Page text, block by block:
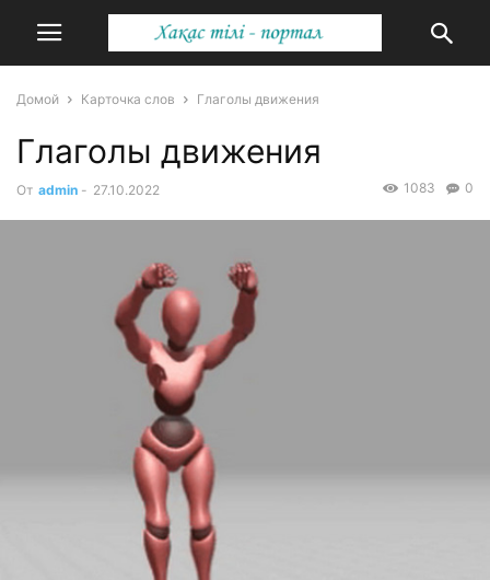
Домой Карточка слов Глаголы движения
Глаголы движения
От admin - 27.10.2022 0
1083